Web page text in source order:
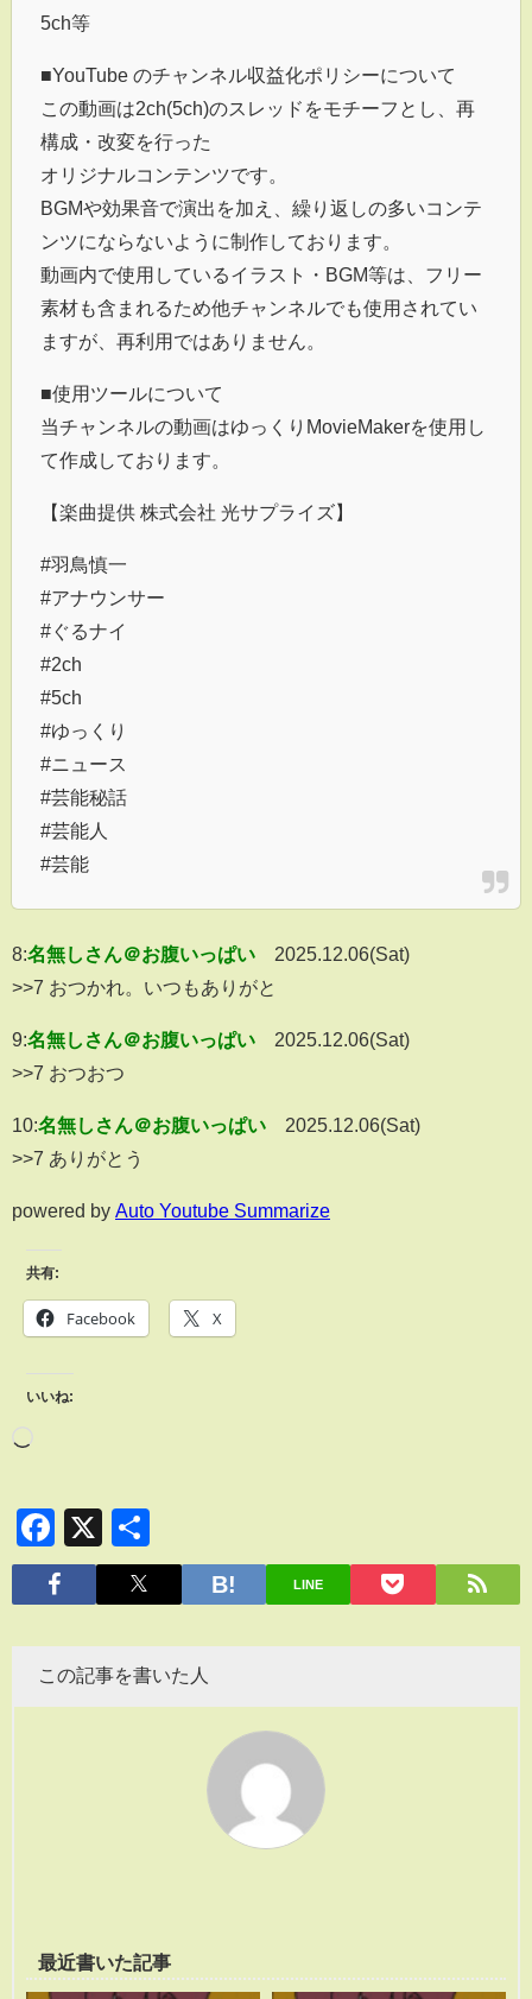
5ch等
■YouTube のチャンネル収益化ポリシーについて
この動画は2ch(5ch)のスレッドをモチーフとし、再
構成・改変を行った
オリジナルコンテンツです。
BGMや効果音で演出を加え、繰り返しの多いコンテ
ンツにならないように制作しております。
動画内で使用しているイラスト・BGM等は、フリー
素材も含まれるため他チャンネルでも使用されてい
ますが、再利用ではありません。
■使用ツールについて
当チャンネルの動画はゆっくりMovieMakerを使用し
て作成しております。
【楽曲提供 株式会社 光サプライズ】
#羽鳥慎一
#アナウンサー
#ぐるナイ
#2ch
#5ch
#ゆっくり
#ニュース
#芸能秘話
#芸能人
#芸能
8:名無しさん＠お腹いっぱい
2025.12.06(Sat)
>>7 おつかれ。いつもありがと
9:名無しさん＠お腹いっぱい
2025.12.06(Sat)
>>7 おつおつ
10:名無しさん＠お腹いっぱい
2025.12.06(Sat)
>>7 ありがとう
powered by Auto Youtube Summarize
共有:
Facebook X
いいね:
Facebook
X
有
LINE
この記事を書いた人
最近書いた記事